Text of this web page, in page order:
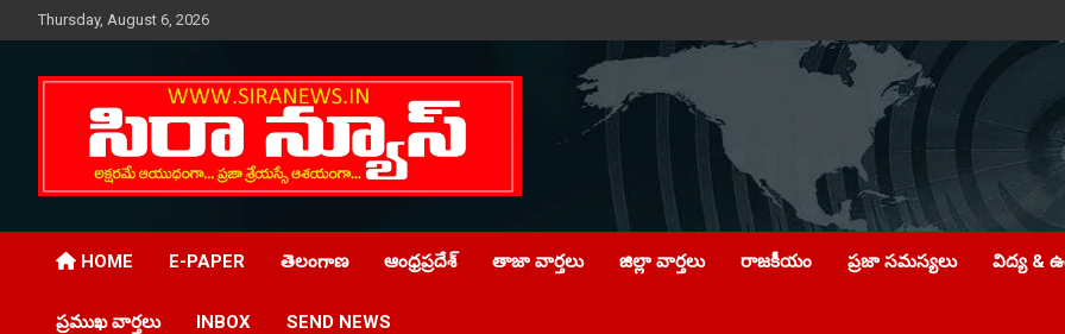
to
Thursday, August 6, 2026
SIRA NEWS
HOME E-PAPER తెలంగాణ ఆంధ్రప్రదేశ్ తాజా వార్తలు జిల్లా వార్తలు రాజకీయం ప్రజా సమస్యలు విద్య &
ప్రముఖ వార్తలు INBOX SEND NEWS